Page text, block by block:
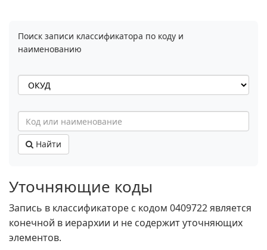
Поиск записи классификатора по коду и
наименованию
Найти
Уточняющие коды
Запись в классификаторе с кодом 0409722 является
конечной в иерархии и не содержит уточняющих
элементов.